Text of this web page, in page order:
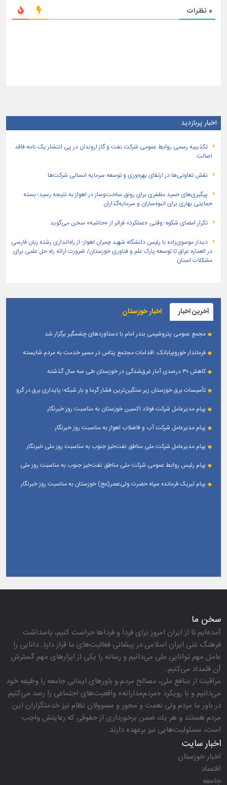
0 نظرات
اخبار پربازدید
تكذیبیه رسمی روابط عمومی شركت نفت و گاز اروندان در پی انتشار یک نامه فاقد
اصالت
نقش تعاونی‌ها در ارتقای بهره‌وری و توسعه سرمایه انسانی شرکت‌ها
پیگیری‌های حمید مظفری برای رونق ساخت‌وساز در اهواز به نتیجه رسید؛ بسته
حمایتی بهاری برای انبوه‌سازان و سرمایه‌گذاران
تکرارِ امضای شکوه؛ وقتی «عملکرد» فراتر از «حاشیه» سخن می‌گوید
دیدار موسوی‌زاده با رئیس دانشگاه شهید چمران اهواز؛ از راه‌اندازی رشته زبان فارسی
در العماره عراق تا توسعه پارک علم و فناوری خوزستان/ ضرورت ارائه راه حل علمی برای
مشکلات استان
آخرین اخبار اخبار خوزستان
مجمع عمومی پتروشیمی بندر امام با دستاوردهای چشمگیر برگزار شد
فرماندار خوروبیابانک: اقدامات مجتمع پتاس در مسیر خدمت به مردم شایسته
کاهش ۳۰ درصدی آمار غرق‌شدگی در خوزستان طی سه سال گذشته
تأسیسات برق خوزستان زیر سنگین‌ترین فشار گرما و بار شبکه؛ پایداری برق در گرو
پیام مدیرعامل شرکت فولاد اکسین خوزستان به مناسبت روز خبرنگار
پیام مدیرعامل شرکت آب و فاضلاب اهواز به مناسبت روز خبرنگار
پیام مدیرعامل شركت ملی مناطق نفت‌خیز جنوب به مناسبت روز ملی خبرنگار
پیام رئیس روابط عمومی شركت ملی مناطق نفت‌خیز جنوب به مناسبت روز ملی
پیام تبریک فرمانده سپاه حضرت ولی‌عصر(عج) خوزستان به مناسبت روز خبرنگار
سخن ما
آمده‌ایم تا از ایران امروز برای فردا و فرداها حراست كنیم، پاسداشت
فرهنگ غنی ایرانِ اسلامی در پیشانی فعالیت‌های ما قرار دارد. دانایی را
عامل مهم توانایی ملی می‌دانیم و رسانه را یكی از ابزارهای مهم گسترش
آن قلمداد می‌كنیم.
مراقبت از منافع ملی، مصالح مردم و باورهای ایمانی جامعه را وظیفه خود
می‌دانیم و با رویكرد «مردم‌مدارانه‌» واقعیت‌های اجتماعی را رصد می‌كنیم.
در باور ما مردم ولی نعمت و محور و مسوولان نظام نیز خدمتگزاران این
مردم هستند و هر یك ضمن برخورداری از حقوقی كه رعایتش واجب
است، مسئولیت‌هایی نیز برعهده دارند.
اخبار سایت
اخبار خوزستان
اقتصاد
جامعه